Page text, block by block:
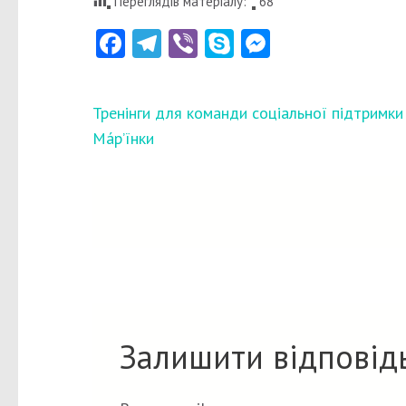
Facebook
Telegram
ViberSkype
Навігація
записів
Тренінги для команди соціальної
Ма́р’їнки
Залишити